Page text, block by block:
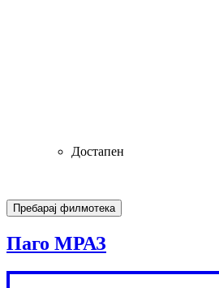
Достапен
Паго МРАЗ